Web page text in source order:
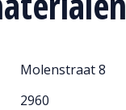
Molenstraat 8
2960